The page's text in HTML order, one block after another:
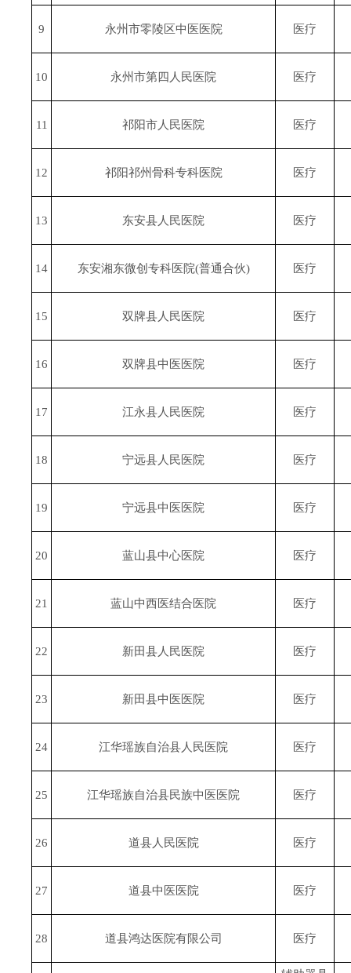
9 永州市零陵区中医医院 医疗
10 永州市第四人民医院 医疗
11 祁阳市人民医院 医疗
12 祁阳祁州骨科专科医院 医疗
13 东安县人民医院 医疗
14 东安湘东微创专科医院(普通合伙) 医疗
15 双牌县人民医院 医疗
16 双牌县中医医院 医疗
17 江永县人民医院 医疗
18 宁远县人民医院 医疗
19 宁远县中医医院 医疗
20 蓝山县中心医院 医疗
21 蓝山中西医结合医院 医疗
22 新田县人民医院 医疗
23 新田县中医医院 医疗
24 江华瑶族自治县人民医院 医疗
25 江华瑶族自治县民族中医医院 医疗
26 道县人民医院 医疗
27 道县中医医院 医疗
28 道县鸿达医院有限公司 医疗